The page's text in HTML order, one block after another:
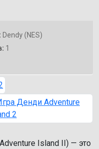
Dendy (NES)
1
Island II) — это